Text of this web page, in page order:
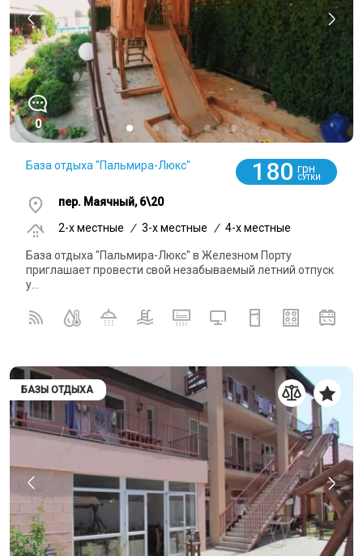
0
База отдыха "Пальмира-Люкс" 180 грн
СУТКИ
пер. Маячный, 6\20
2-x местные / 3-x местные / 4-x местные
База отдыха "Пальмира-Люкс" в Железном Порту
приглашает провести свой незабываемый летний отпуск
у...
БАЗЫ ОТДЫХА